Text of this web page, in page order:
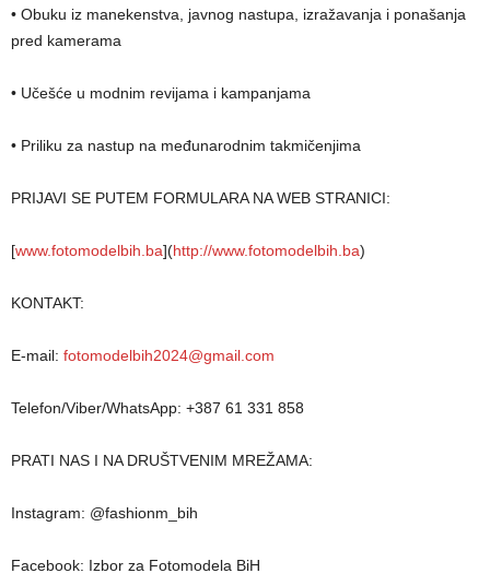
• Obuku iz manekenstva, javnog nastupa, izražavanja i ponašanja
pred kamerama
• Učešće u modnim revijama i kampanjama
• Priliku za nastup na međunarodnim takmičenjima
PRIJAVI SE PUTEM FORMULARA NA WEB STRANICI:
[www.fotomodelbih.ba](http://www.fotomodelbih.ba)
KONTAKT:
E-mail: fotomodelbih2024@gmail.com
Telefon/Viber/WhatsApp: +387 61 331 858
PRATI NAS I NA DRUŠTVENIM MREŽAMA:
Instagram: @fashionm_bih
Facebook: Izbor za Fotomodela BiH